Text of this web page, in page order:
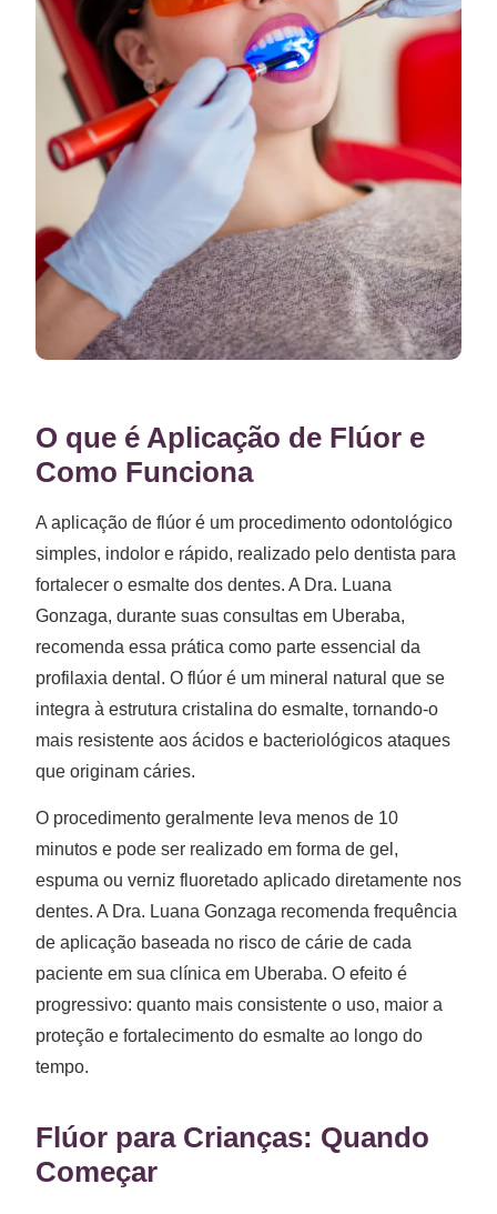
O que é Aplicação de Flúor e
Como Funciona
A aplicação de flúor é um procedimento odontológico
simples, indolor e rápido, realizado pelo dentista para
fortalecer o esmalte dos dentes. A Dra. Luana
Gonzaga, durante suas consultas em Uberaba,
recomenda essa prática como parte essencial da
profilaxia dental. O flúor é um mineral natural que se
integra à estrutura cristalina do esmalte, tornando-o
mais resistente aos ácidos e bacteriológicos ataques
que originam cáries.
O procedimento geralmente leva menos de 10
minutos e pode ser realizado em forma de gel,
espuma ou verniz fluoretado aplicado diretamente nos
dentes. A Dra. Luana Gonzaga recomenda frequência
de aplicação baseada no risco de cárie de cada
paciente em sua clínica em Uberaba. O efeito é
progressivo: quanto mais consistente o uso, maior a
proteção e fortalecimento do esmalte ao longo do
tempo.
Flúor para Crianças: Quando
Começar